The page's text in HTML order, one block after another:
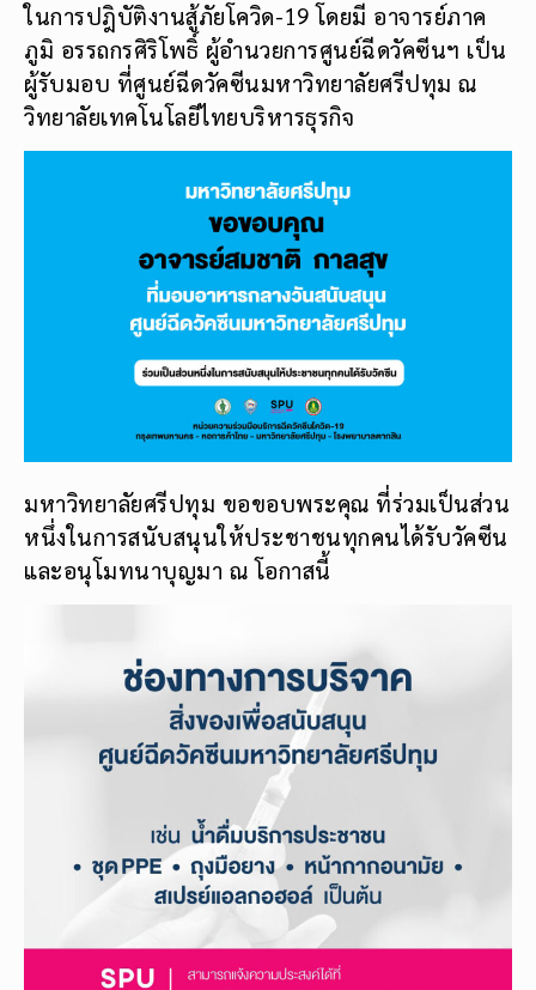
ในการปฎิบัติงานสู้ภัยโควิด-19 โดยมี อาจารย์ภาค
ภูมิ อรรถกรศิริโพธิ์ ผู้อำนวยการศูนย์ฉีดวัคซีนฯ เป็น
ผู้รับมอบ ที่ศูนย์ฉีดวัคซีนมหาวิทยาลัยศรีปทุม ณ
วิทยาลัยเทคโนโลยีไทยบริหารธุรกิจ
มหาวิทยาลัยศรีปทุม ขอขอบพระคุณ ที่ร่วมเป็นส่วน
หนึ่งในการสนับสนุนให้ประชาชนทุกคนได้รับวัคซีน
และอนุโมทนาบุญมา ณ โอกาสนี้